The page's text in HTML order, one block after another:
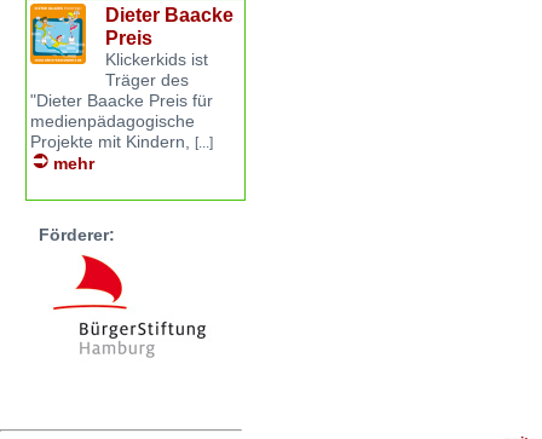
Dieter Baacke
Preis
Klickerkids ist
Träger des
"Dieter Baacke Preis für
medienpädagogische
Projekte mit Kindern, [...]
mehr
Förderer: